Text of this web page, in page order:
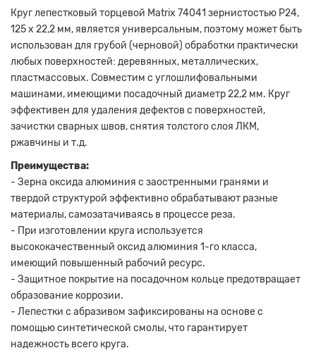
Круг лепестковый торцевой Matrix 74041 зернистостью Р24,
125 х 22,2 мм, является универсальным, поэтому может быть
использован для грубой (черновой) обработки практически
любых поверхностей: деревянных, металлических,
пластмассовых. Совместим с углошлифовальными
машинами, имеющими посадочный диаметр 22,2 мм. Круг
эффективен для удаления дефектов с поверхностей,
зачистки сварных швов, снятия толстого слоя ЛКМ,
ржавчины и т.д.
Преимущества:
- Зерна оксида алюминия с заостренными гранями и
твердой структурой эффективно обрабатывают разные
материалы, самозатачиваясь в процессе реза.
- При изготовлении круга используется
высококачественный оксид алюминия 1-го класса,
имеющий повышенный рабочий ресурс.
- Защитное покрытие на посадочном кольце предотвращает
образование коррозии.
- Лепестки с абразивом зафиксированы на основе с
помощью синтетической смолы, что гарантирует
надежность всего круга.